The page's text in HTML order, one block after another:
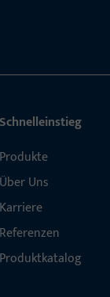
Schnelleinstieg
Produkte
Über Uns
Karriere
Referenzen
Produktkatalog